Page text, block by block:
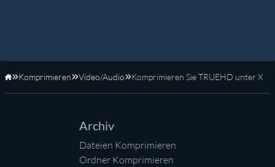
Startseite
Komprimieren Video/Audio Komprimieren Sie TRUEHD unter X
Archiv
Dateien Komprimieren
Ordner Komprimieren